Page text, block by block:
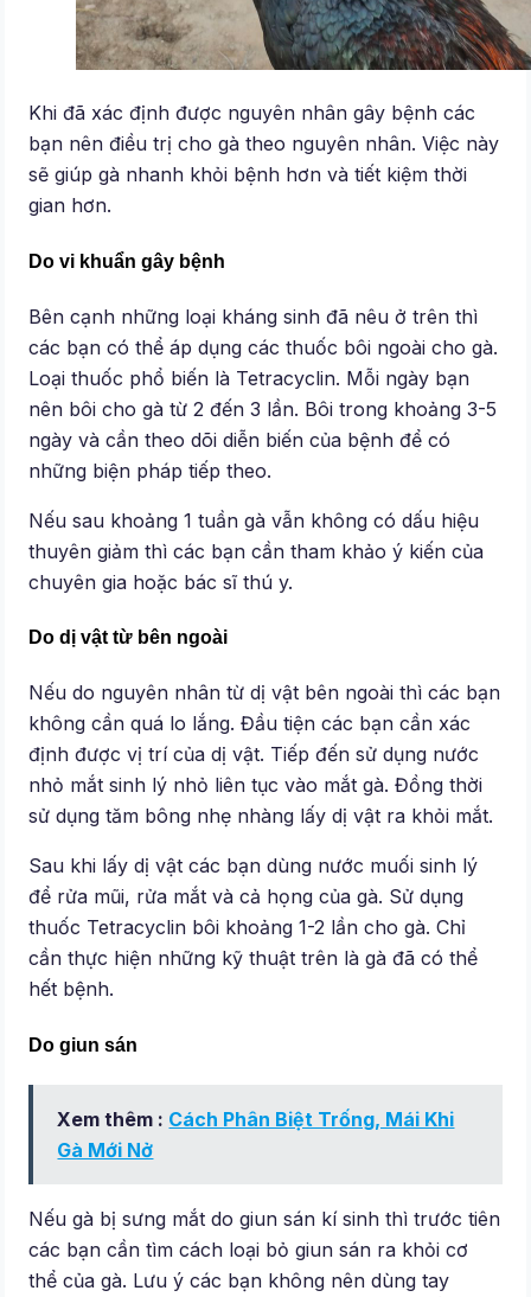
Khi đã xác định được nguyên nhân gây bệnh các
bạn nên điều trị cho gà theo nguyên nhân. Việc này
sẽ giúp gà nhanh khỏi bệnh hơn và tiết kiệm thời
gian hơn.
Do vi khuẩn gây bệnh
Bên cạnh những loại kháng sinh đã nêu ở trên thì
các bạn có thể áp dụng các thuốc bôi ngoài cho gà.
Loại thuốc phổ biến là Tetracyclin. Mỗi ngày bạn
nên bôi cho gà từ 2 đến 3 lần. Bôi trong khoảng 3-5
ngày và cần theo dõi diễn biến của bệnh để có
những biện pháp tiếp theo.
Nếu sau khoảng 1 tuần gà vẫn không có dấu hiệu
thuyên giảm thì các bạn cần tham khảo ý kiến của
chuyên gia hoặc bác sĩ thú y.
Do dị vật từ bên ngoài
Nếu do nguyên nhân từ dị vật bên ngoài thì các bạn
không cần quá lo lắng. Đầu tiện các bạn cần xác
định được vị trí của dị vật. Tiếp đến sử dụng nước
nhỏ mắt sinh lý nhỏ liên tục vào mắt gà. Đồng thời
sử dụng tăm bông nhẹ nhàng lấy dị vật ra khỏi mắt.
Sau khi lấy dị vật các bạn dùng nước muối sinh lý
để rửa mũi, rửa mắt và cả họng của gà. Sử dụng
thuốc Tetracyclin bôi khoảng 1-2 lần cho gà. Chỉ
cần thực hiện những kỹ thuật trên là gà đã có thể
hết bệnh.
Do giun sán
Xem thêm : Cách Phân Biệt Trống, Mái Khi
Gà Mới Nở
Nếu gà bị sưng mắt do giun sán kí sinh thì trước tiên
các bạn cần tìm cách loại bỏ giun sán ra khỏi cơ
thể của gà. Lưu ý các bạn không nên dùng tay